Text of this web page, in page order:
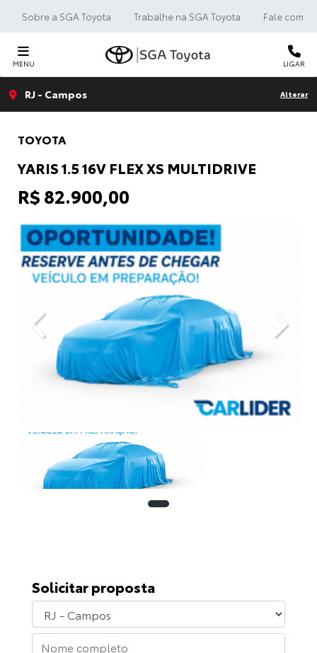
Sobre a SGA Toyota Trabalhe na SGA Toyota Fale com a
MENU LIGAR
RJ - Campos Alterar
TOYOTA
YARIS 1.5 16V FLEX XS MULTIDRIVE
R$ 82.900,00
Previous Next
Solicitar proposta